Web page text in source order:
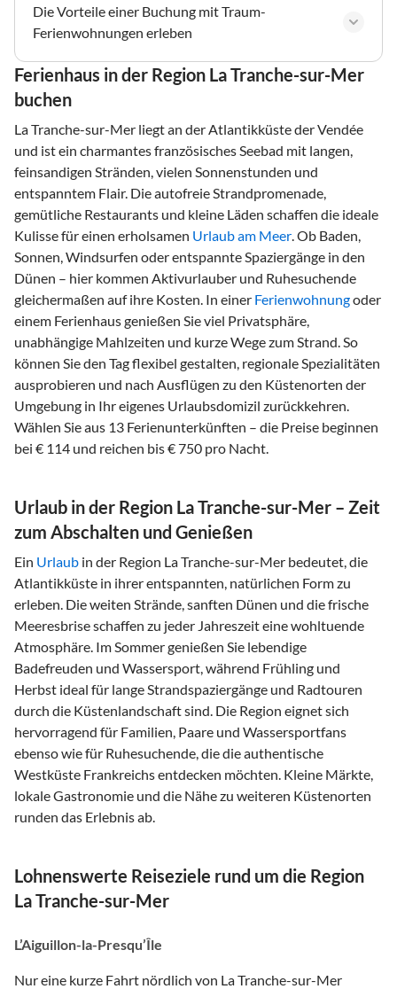
Die Vorteile einer Buchung mit Traum-
Ferienwohnungen erleben
Ferienhaus in der Region La Tranche-sur-Mer
buchen
La Tranche-sur-Mer liegt an der Atlantikküste der Vendée
und ist ein charmantes französisches Seebad mit langen,
feinsandigen Stränden, vielen Sonnenstunden und
entspanntem Flair. Die autofreie Strandpromenade,
gemütliche Restaurants und kleine Läden schaffen die ideale
Kulisse für einen erholsamen Urlaub am Meer . Ob Baden,
Sonnen, Windsurfen oder entspannte Spaziergänge in den
Dünen – hier kommen Aktivurlauber und Ruhesuchende
gleichermaßen auf ihre Kosten. In einer Ferienwohnungoder
einem Ferienhaus genießen Sie viel Privatsphäre,
unabhängige Mahlzeiten und kurze Wege zum Strand. So
können Sie den Tag flexibel gestalten, regionale Spezialitäten
ausprobieren und nach Ausflügen zu den Küstenorten der
Umgebung in Ihr eigenes Urlaubsdomizil zurückkehren.
Wählen Sie aus 13 Ferienunterkünften – die Preise beginnen
bei € 114 und reichen bis € 750 pro Nacht.
Urlaub in der Region La Tranche-sur-Mer – Zeit
zum Abschalten und Genießen
Ein Urlaub in der Region La Tranche-sur-Mer bedeutet, die
Atlantikküste in ihrer entspannten, natürlichen Form zu
erleben. Die weiten Strände, sanften Dünen und die frische
Meeresbrise schaffen zu jeder Jahreszeit eine wohltuende
Atmosphäre. Im Sommer genießen Sie lebendige
Badefreuden und Wassersport, während Frühling und
Herbst ideal für lange Strandspaziergänge und Radtouren
durch die Küstenlandschaft sind. Die Region eignet sich
hervorragend für Familien, Paare und Wassersportfans
ebenso wie für Ruhesuchende, die die authentische
Westküste Frankreichs entdecken möchten. Kleine Märkte,
lokale Gastronomie und die Nähe zu weiteren Küstenorten
runden das Erlebnis ab.
Lohnenswerte Reiseziele rund um die Region
La Tranche-sur-Mer
L’Aiguillon-la-Presqu’Île
Nur eine kurze Fahrt nördlich von La Tranche-sur-Mer